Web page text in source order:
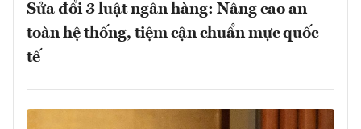
Sửa đổi 3 luật ngân hàng: Nâng cao an
toàn hệ thống, tiệm cận chuẩn mực quốc
tế